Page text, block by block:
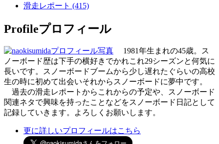
滑走レポート (415)
Profileプロフィール
1981年生まれの45歳。ス
ノーボード歴は下手の横好きでかれこれ29シーズンと何気に
長いです。スノーボードブームから少し遅れたぐらいの高校
生の時に初めて出会いそれからスノーボードに夢中です。
過去の滑走レポートからこれからの予定や、スノーボード
関連ネタで興味を持ったことなどをスノーボード日記として
記録していきます。よろしくお願いします。
更に詳しいプロフィールはこちら